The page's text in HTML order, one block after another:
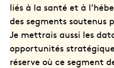
liés à la santé et à
des segments soutenus
Je mettrais aussi les
opportunités
réserve où ce segment